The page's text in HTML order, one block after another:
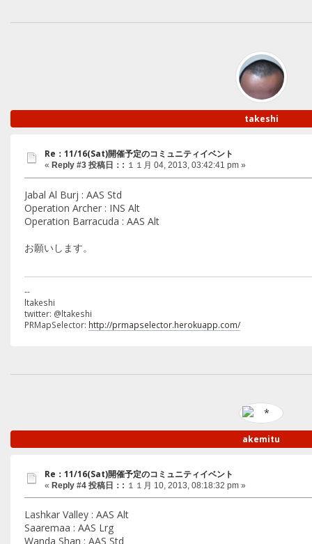
takeshi
Re：11/16(Sat)開催予定のコミュニティイベント
« Reply #3 投稿日：: １１月 04, 2013, 03:42:41 pm »
Jabal Al Burj : AAS Std
Operation Archer : INS Alt
Operation Barracuda : AAS Alt
お願いします。
--
ltakeshi
twitter: @ltakeshi
PRMapSelector: http://prmapselector.herokuapp.com/
akemitu
Re：11/16(Sat)開催予定のコミュニティイベント
« Reply #4 投稿日：: １１月 10, 2013, 08:18:32 pm »
Lashkar Valley : AAS Alt
Saaremaa : AAS Lrg
Wanda Shan : AAS Std